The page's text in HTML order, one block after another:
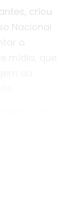
criou
Nacional